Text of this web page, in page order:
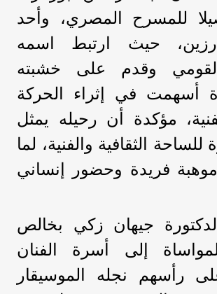
للمسرح المصري، وأحد
حيث ارتبط اسمه
وقدم على خشبته
أسهمت في إثراء الحركة
مؤكدة أن رحيله يمثل
الثقافية والفنية، لما
فريدة وحضور إنساني
جيهان زكي بخالص
إلى أسرة الفنان
رأسهم نجله الموسيقار